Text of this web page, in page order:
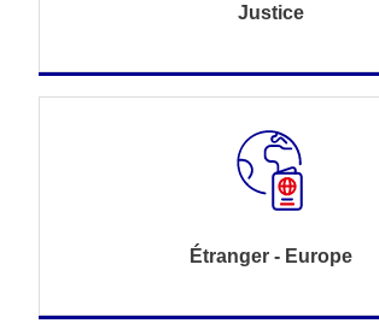
Justice
Étranger - Europe